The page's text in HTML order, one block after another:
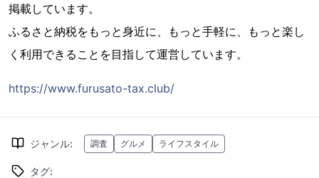
掲載しています。
ふるさと納税をもっと身近に、もっと手軽に、もっと楽し
く利用できることを目指して運営しています。
https://www.furusato-tax.club/
ジャンル: 調査 グルメ ライフスタイル
タグ: